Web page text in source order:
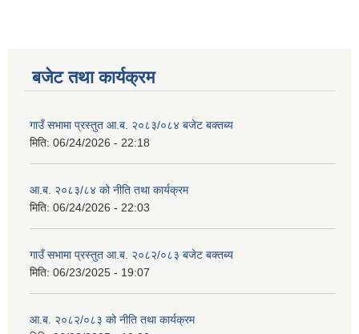
बजेट तथा कार्यक्रम
गाउँ सभामा प्रस्तुत आ.ब. २०८३/०८४ बजेट बक्तब्य
मिति: 06/24/2026 - 22:18
आ.ब. २०८३/८४ को नीति तथा कार्यक्रम
मिति: 06/24/2026 - 22:03
गाउँ सभामा प्रस्तुत आ.ब. २०८२/०८३ बजेट बक्तब्य
मिति: 06/23/2025 - 19:07
आ.ब. २०८२/०८३ को नीति तथा कार्यक्रम